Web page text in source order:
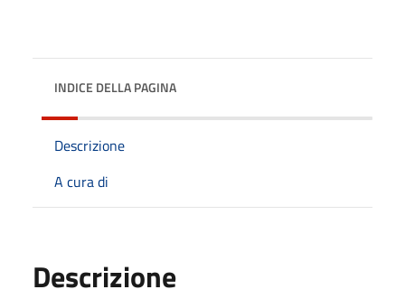
INDICE DELLA PAGINA
Descrizione
A cura di
Descrizione